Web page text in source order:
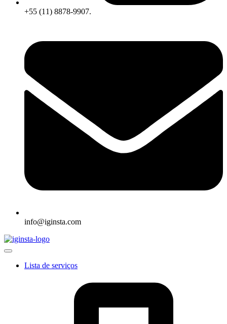
+55 (11) 8878-9907.
info@iginsta.com
Lista de serviços